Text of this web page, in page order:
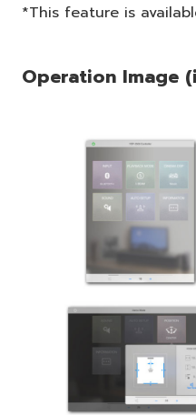
*This feature is
Operation Image